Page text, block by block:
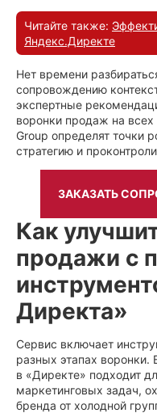
Читайте также:
Яндекс.Директе
Нет времени
сопровождению
экспертные
воронки продаж на
Group определят точки
стратегию и
ЗАКАЗАТЬ
Как
продажи с
Директа»
Сервис включает
разных этапах воронки.
в «Директе» подходит
маркетинговых задач,
бренда от холодной